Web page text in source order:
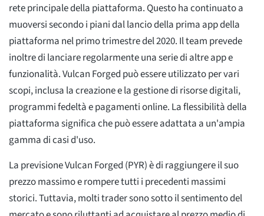
rete principale della piattaforma. Questo ha continuato a
muoversi secondo i piani dal lancio della prima app della
piattaforma nel primo trimestre del 2020. Il team prevede
inoltre di lanciare regolarmente una serie di altre app e
funzionalità. Vulcan Forged può essere utilizzato per vari
scopi, inclusa la creazione e la gestione di risorse digitali,
programmi fedeltà e pagamenti online. La flessibilità della
piattaforma significa che può essere adattata a un'ampia
gamma di casi d'uso.
La previsione Vulcan Forged (PYR) è di raggiungere il suo
prezzo massimo e rompere tutti i precedenti massimi
storici. Tuttavia, molti trader sono sotto il sentimento del